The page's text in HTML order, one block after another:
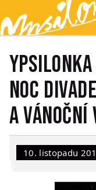
Přejít na
Přejít na
Přejít na
Ypsilonka
Noc
a
10. listopadu